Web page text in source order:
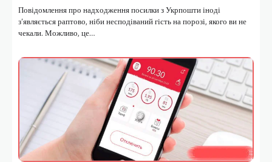
Повідомлення про надходження посилки з Укрпошти іноді
з’являється раптово, ніби несподіваний гість на порозі, якого ви не
чекали. Можливо, це…